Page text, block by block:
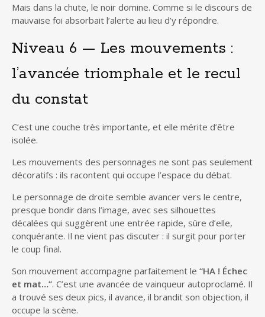
Mais dans la chute, le noir domine. Comme si le discours de
mauvaise foi absorbait l’alerte au lieu d’y répondre.
Niveau 6 — Les mouvements :
l’avancée triomphale et le recul
du constat
C’est une couche très importante, et elle mérite d’être
isolée.
Les mouvements des personnages ne sont pas seulement
décoratifs : ils racontent qui occupe l’espace du débat.
Le personnage de droite semble avancer vers le centre,
presque bondir dans l’image, avec ses silhouettes
décalées qui suggèrent une entrée rapide, sûre d’elle,
conquérante. Il ne vient pas discuter : il surgit pour porter
le coup final.
Son mouvement accompagne parfaitement le “HA ! Échec
et mat…”. C’est une avancée de vainqueur autoproclamé. Il
a trouvé ses deux pics, il avance, il brandit son objection, il
occupe la scène.